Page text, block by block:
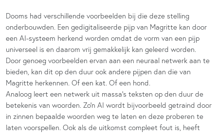
Dooms had verschillende voorbeelden bij die deze stelling
onderbouwden. Een gedigitaliseerde pijp van Magritte kan door
een AI-systeem herkend worden omdat de vorm van een pijp
universeel is en daarom vrij gemakkelijk kan geleerd worden.
Door genoeg voorbeelden ervan aan een neuraal netwerk aan te
bieden, kan dit op den duur ook andere pijpen dan die van
Magritte herkennen. Of een kat. Of een hond.
Analoog leert een netwerk uit massa’s teksten op den duur de
betekenis van woorden. Zo’n AI wordt bijvoorbeeld getraind door
in zinnen bepaalde woorden weg te laten en deze proberen te
laten voorspellen. Ook als de uitkomst compleet fout is, heeft